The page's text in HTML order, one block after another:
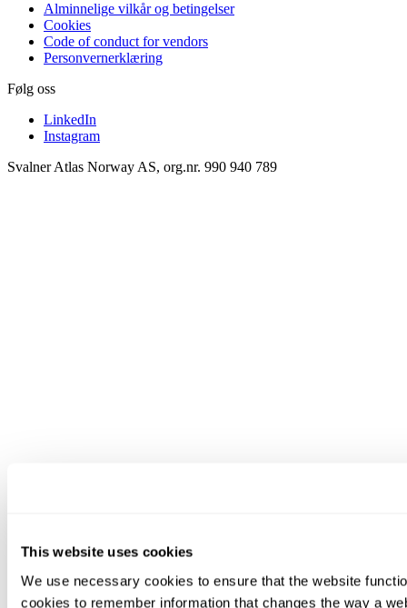
This website uses cookies
We use necessary cookies to ensure that the website
cookies to remember information that changes the way a
Alminnelige vilkår og betingelser
Cookies
Code of conduct for vendors
Personvernerklæring
Følg oss
LinkedIn
Instagram
Svalner Atlas Norway AS, org.nr. 990 940 789